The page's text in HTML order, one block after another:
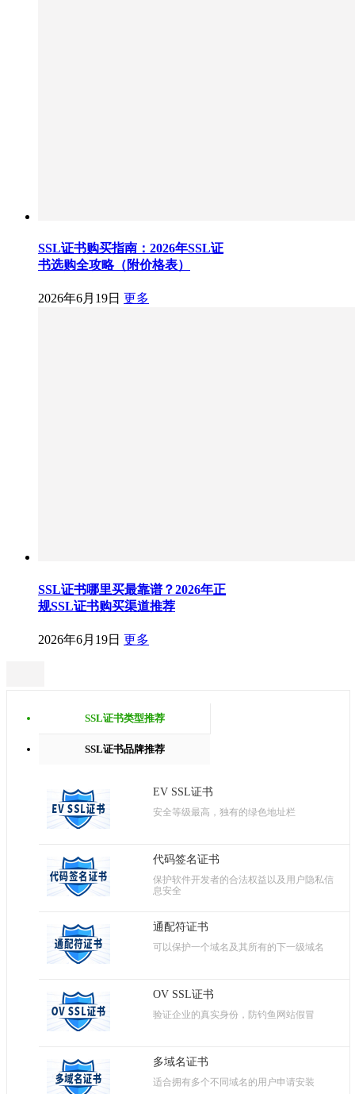
SSL证书购买指南：2026年SSL证
书选购全攻略（附价格表）
2026年6月19日 更多
SSL证书哪里买最靠谱？2026年正
规SSL证书购买渠道推荐
2026年6月19日 更多
SSL证书类型推荐
SSL证书品牌推荐
EV SSL证书
安全等级最高，独有的绿色地址栏
代码签名证书
保护软件开发者的合法权益以及用户隐私信
息安全
通配符证书
可以保护一个域名及其所有的下一级域名
OV SSL证书
验证企业的真实身份，防钓鱼网站假冒
多域名证书
适合拥有多个不同域名的用户申请安装